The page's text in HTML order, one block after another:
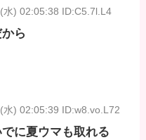
水) 02:05:38 ID:C5.7l.L4
ら
水) 02:05:39 ID:w8.vo.L72
に夏ウマも取れる